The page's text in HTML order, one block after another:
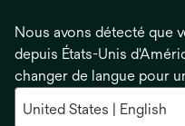
Nous avons détecté que
depuis États-Unis
changer de langue pour